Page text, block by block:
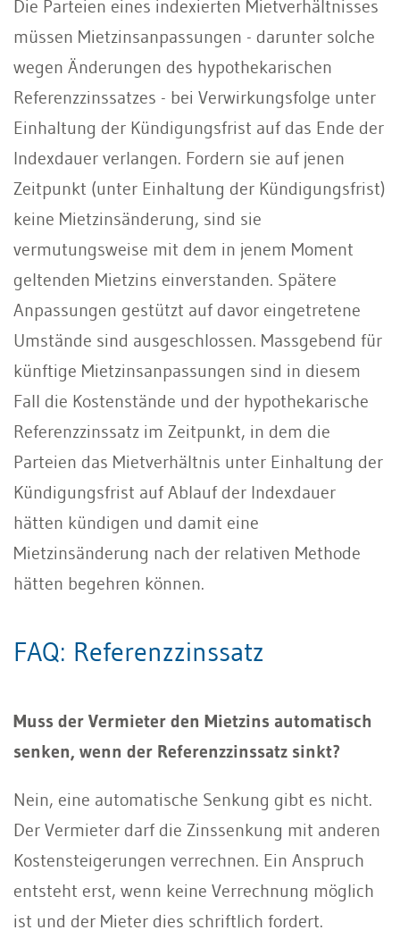
Die Parteien eines indexierten Mietverhältnisses
müssen Mietzinsanpassungen - darunter solche
wegen Änderungen des hypothekarischen
Referenzzinssatzes - bei Verwirkungsfolge unter
Einhaltung der Kündigungsfrist auf das Ende der
Indexdauer verlangen. Fordern sie auf jenen
Zeitpunkt (unter Einhaltung der Kündigungsfrist)
keine Mietzinsänderung, sind sie
vermutungsweise mit dem in jenem Moment
geltenden Mietzins einverstanden. Spätere
Anpassungen gestützt auf davor eingetretene
Umstände sind ausgeschlossen. Massgebend für
künftige Mietzinsanpassungen sind in diesem
Fall die Kostenstände und der hypothekarische
Referenzzinssatz im Zeitpunkt, in dem die
Parteien das Mietverhältnis unter Einhaltung der
Kündigungsfrist auf Ablauf der Indexdauer
hätten kündigen und damit eine
Mietzinsänderung nach der relativen Methode
hätten begehren können.
FAQ: Referenzzinssatz
Muss der Vermieter den Mietzins automatisch
senken, wenn der Referenzzinssatz sinkt?
Nein, eine automatische Senkung gibt es nicht.
Der Vermieter darf die Zinssenkung mit anderen
Kostensteigerungen verrechnen. Ein Anspruch
entsteht erst, wenn keine Verrechnung möglich
ist und der Mieter dies schriftlich fordert.